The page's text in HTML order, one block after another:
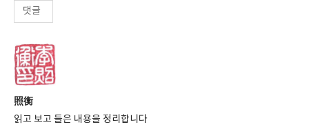
댓글
照衡
읽고 보고 들은 내용을 정리합니다